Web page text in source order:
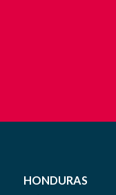
HONDURAS